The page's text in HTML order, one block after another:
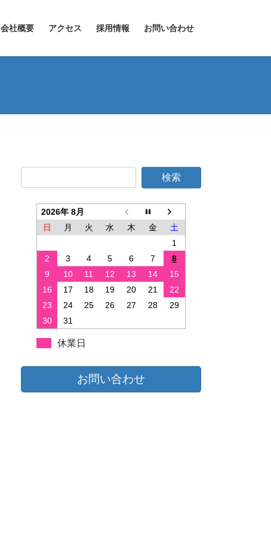
会社概要 アクセス 採用情報 お問い合わせ
2026年 8月
日
月 火 水 木 金
土
1
2
3 4 5 6 7
8
9
10 11 12 13 14
15
16
17 18 19 20 21
22
23
24 25 26 27 28
29
30
31
休業日
お問い合わせ